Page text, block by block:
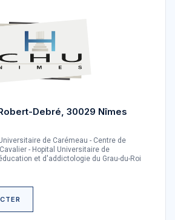
Debré, 30029 Nîmes
de Carémeau - Centre de
- Hopital Universitaire de
et d'addictologie du Grau-du-Roi